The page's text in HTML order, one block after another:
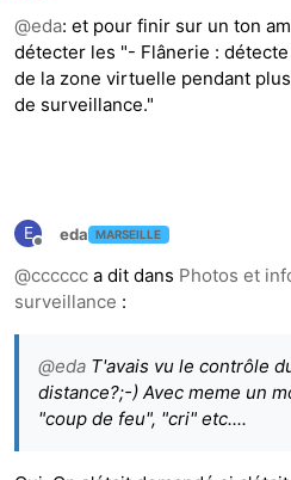
@eda: et pour finir sur un ton
détecter les "- Flânerie :
de la zone virtuelle pendant
de surveillance."
E
Hors-ligne
eda MARSEILLE
@cccccc a dit dans Photos et
surveillance :
@eda T'avais vu le contrôle
distance?;-) Avec meme un
"coup de feu", "cri" etc....